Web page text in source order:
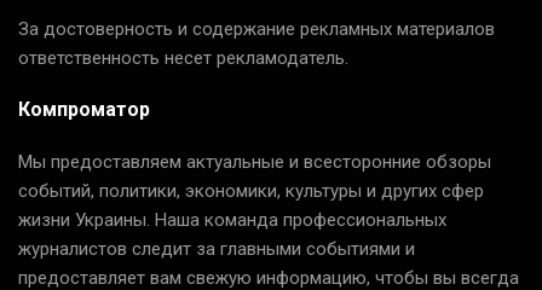
За достоверность и содержание рекламных материалов
ответственность несет рекламодатель.
Компроматор
Мы предоставляем актуальные и всесторонние обзоры
событий, политики, экономики, культуры и других сфер
жизни Украины. Наша команда профессиональных
журналистов следит за главными событиями и
предоставляет вам свежую информацию, чтобы вы всегда